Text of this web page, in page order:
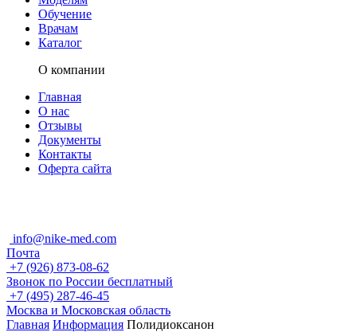
Обучение
Врачам
Каталог
О компании
Главная
О нас
Отзывы
Документы
Контакты
Оферта сайта
info@nike-med.com
Почта
+7 (926) 873-08-62
Звонок по России бесплатный
+7 (495) 287-46-45
Москва и Московская область
Главная Информация Полидиоксанон